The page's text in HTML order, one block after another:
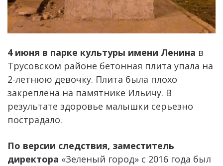
4 июня в парке культуры имени Ленина в
Трусовском районе бетонная плита упала на
2-летнюю девочку. Плита была плохо
закреплена на памятнике Ильичу. В
результате здоровье малышки серьезно
пострадало.
По версии следствия, заместитель
директора «Зеленый город» с 2016 года был